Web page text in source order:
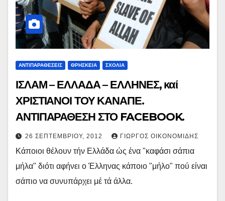
ΑΝΤΙΠΑΡΑΘΕΣΕΙΣ ΘΡΗΣΚΕΙΑ ΣΧΌΛΙΑ
ΙΣΛΑΜ – ΕΛΛΑΔΑ – ΕΛΛΗΝΕΣ, καί
ΧΡΙΣΤΙΑΝΟΙ ΤΟΥ ΚΑΝΑΠΕ.
ΑΝΤΙΠΑΡΑΘΕΣΗ ΣΤΟ FACEBOOK.
26 ΣΕΠΤΕΜΒΡΊΟΥ, 2012 ΓΙΏΡΓΟΣ ΟΙΚΟΝΟΜΊΔΗΣ
Κάποιοι θέλουν τήν Ελλάδα ώς ένα "καφάσι σάπια
μήλα" διότι αφήνει ο Έλληνας κάποιο "μήλο" πού είναι
σάπιο να συνυπάρχει μέ τά άλλα.